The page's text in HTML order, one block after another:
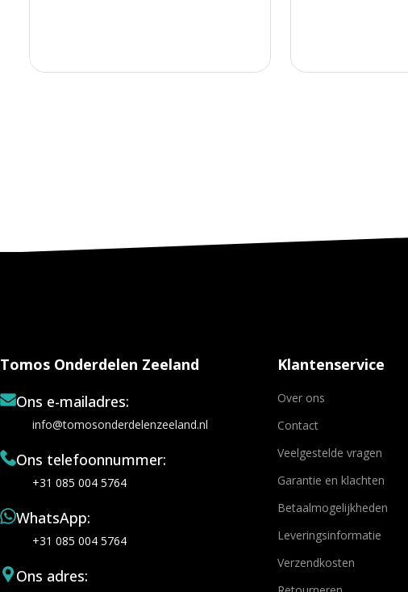
Tomos Onderdelen Zeeland
Ons e-mailadres:
info@tomosonderdelenzeeland.nl
Ons telefoonnummer:
+31 085 004 5764
WhatsApp:
+31 085 004 5764
Ons adres:
Klantenservice
Over ons
Contact
Veelgestelde vragen
Garantie en klachten
Betaalmogelijkheden
Leveringsinformatie
Verzendkosten